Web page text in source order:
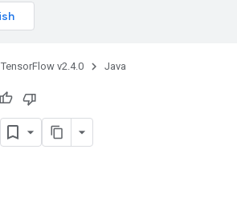
TensorFlow v2.4.0 Java